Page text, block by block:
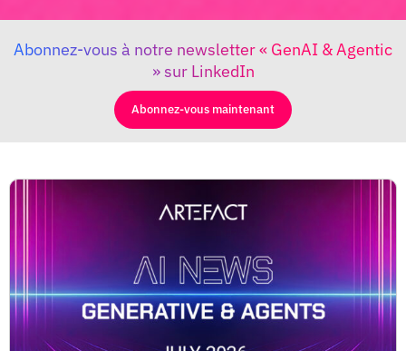
Abonnez-vous à notre newsletter « GenAI & Agentic
» sur LinkedIn
Abonnez-vous maintenant